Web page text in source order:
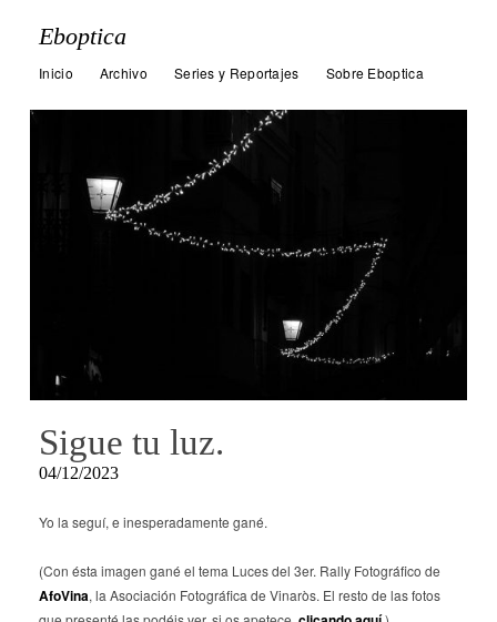
Eboptica
Inicio Archivo Series y Reportajes Sobre Eboptica
Sigue tu luz.
04/12/2023
Yo la seguí, e inesperadamente gané.
(Con ésta imagen gané el tema Luces del 3er. Rally Fotográfico de
AfoVina, la Asociación Fotográfica de Vinaròs. El resto de las fotos